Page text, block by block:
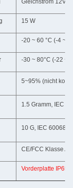
Gleichstrom 12V
15 W
-20 ~ 60 °C (-4 ~
-30 ~ 80°C (-22 ~
5~95% (nicht
1.5 Gramm, IEC
10 G, IEC 60068-
CE/FCC Klasse A
Vorderplatte IP65